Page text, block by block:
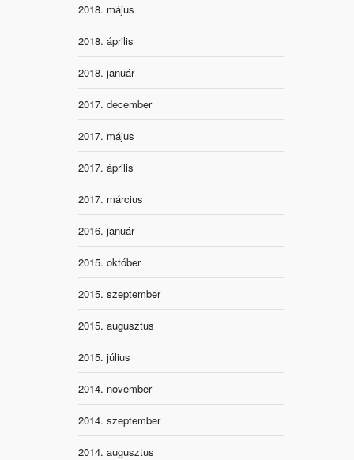
2018. május
2018. április
2018. január
2017. december
2017. május
2017. április
2017. március
2016. január
2015. október
2015. szeptember
2015. augusztus
2015. július
2014. november
2014. szeptember
2014. augusztus